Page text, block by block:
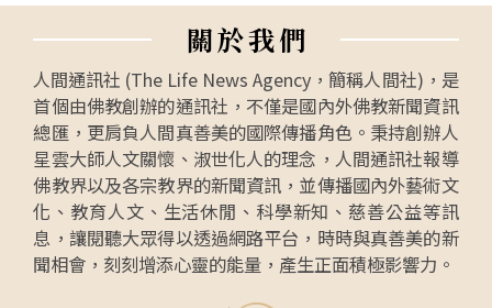
關於我們
人間通訊社 (The Life News Agency，簡稱人間社)，是
首個由佛教創辦的通訊社，不僅是國內外佛教新聞資訊
總匯，更肩負人間真善美的國際傳播角色。秉持創辦人
星雲大師人文關懷、淑世化人的理念，人間通訊社報導
佛教界以及各宗教界的新聞資訊，並傳播國內外藝術文
化、教育人文、生活休閒、科學新知、慈善公益等訊
息，讓閱聽大眾得以透過網路平台，時時與真善美的新
聞相會，刻刻增添心靈的能量，產生正面積極影響力。